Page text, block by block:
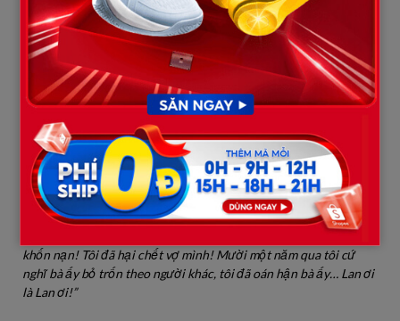
“Mẹ đang ở một bãi kho gần cảng. Chúng sắp đưa mẹ lên tàu
lánh sang biên giới để làm việc trong một xưởng lao động bất
hợp pháp. Mẹ đã lén nhét chiếc máy này vào hộp thiếc, nhờ chị
bán cá quen ở chợ mang cái giỏ về để đánh lạc hướng ba con,
còn chiếc hộp này mẹ đã giấu dưới gầm giường từ đêm hôm
trước. Dũng à… nếu anh nghe được cái này, em không trách anh.
Hãy nuôi dạy các con thành người tử tế. Đừng tìm em…”
Tạch.
Đoạn băng kết thúc. Căn phòng rơi vào một sự im lặng đáng sợ,
chỉ còn tiếng khóc uất nghẹn của ba tôi. Ông tự tát liên tiếp vào
“Tôi là thằng
khốn nạn! Tôi đã hại chết vợ mình! Mười một năm qua tôi cứ
nghĩ bà ấy bỏ trốn theo người khác, tôi đã oán hận bà ấy… Lan ơi
là Lan ơi!”